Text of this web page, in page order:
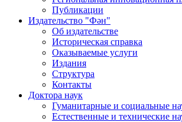
Публикации
Издательство "Фән"
Об издательстве
Историческая справка
Оказываемые услуги
Издания
Структура
Контакты
Доктора наук
Гуманитарные и социальные
Естественные и технические